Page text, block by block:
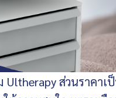
Ultherapy ส่วนราคาเ